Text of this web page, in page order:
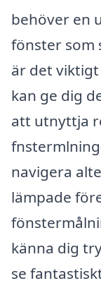
behöver en
fönster som
är det
kan ge dig
att utnyttja
navigera
lämpade
känna dig
se